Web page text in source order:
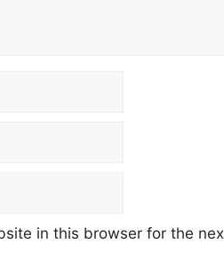
in this browser for the